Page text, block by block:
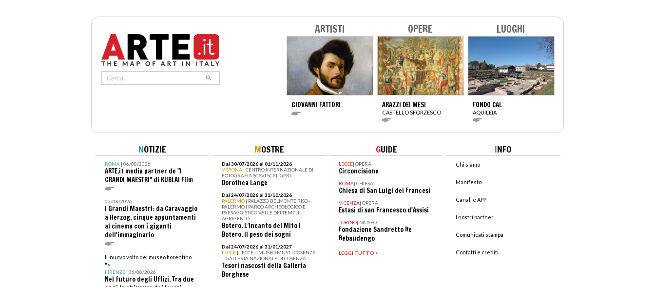
ARTISTI
GIOVANNI FATTORI
OPERE
ARAZZI DEI MESI
CASTELLO SFORZESCO
LUOGHI
FONDO CAL
AQUILEIA
NOTIZIE
ROMA| 06/08/2026
ARTE.it media partner de "I
GRANDI MAESTRI" di KUBLAI Film
06/08/2026
I Grandi Maestri: da Caravaggio
a Herzog, cinque appuntamenti
al cinema con i giganti
dell'immaginario
Il nuovo volto del museo fiorentino
">
FIRENZE| 06/08/2026
Nel futuro degli Uffizi. Tra due
MOSTRE
Dal 30/07/2026 al 01/11/2026
VERONA | CENTRO INTERNAZIONALE DI
FOTOGRAFIA SCAVI SCALIGERI
Dorothea Lange
Dal 24/07/2026 al 31/10/2026
PALERMO | PALAZZO BELMONTE RISO -
PALERMO I PARCO ARCHEOLOGICO E
PAESAGGISTICO VALLE DEI TEMPLI -
AGRIGENTO
Botero. L’incanto del Mito I
Botero. Il peso dei sogni
Dal 24/07/2026 al 31/01/2027
LECCE | LECCE – MUSEO MUST I COSENZA
– GALLERIA NAZIONALE DI COSENZA
Tesori nascosti della Galleria
Borghese
GUIDE
LECCE| OPERA
Circoncisione
ROMA| CHIESA
Chiesa di San Luigi dei Francesi
VICENZA| OPERA
Estasi di san Francesco d'Assisi
TORINO| MUSEO
Fondazione Sandretto Re
Rebaudengo
LEGGI TUTTO >
INFO
Chi siamo
Manifesto
Canali e APP
I nostri partner
Comunicati stampa
Contatti e crediti